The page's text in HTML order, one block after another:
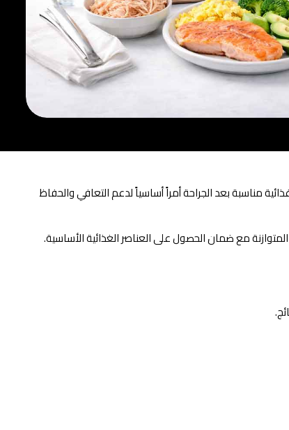
مناسبة بعد الجراحة أمراً أساسياً لدعم التعافي والحفاظ
مع ضمان الحصول على العناصر الغذائية الأساسية.